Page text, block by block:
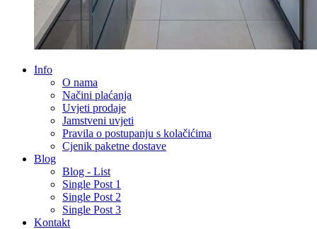
Info
O nama
Načini plaćanja
Uvjeti prodaje
Jamstveni uvjeti
Pravila o postupanju s kolačićima
Cjenik paketne dostave
Blog
Blog - List
Single Post 1
Single Post 2
Single Post 3
Kontakt